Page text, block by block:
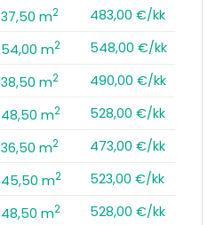
37,50 m2
483,00 €/kk
54,00 m2
548,00 €/kk
38,50 m2
490,00 €/kk
48,50 m2
528,00 €/kk
36,50 m2
473,00 €/kk
45,50 m2
523,00 €/kk
48,50 m2
528,00 €/kk